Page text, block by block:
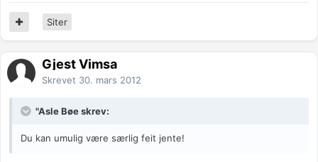
Siter
Gjest Vimsa
Skrevet 30. mars 2012
"Asle Bøe skrev:
Du kan umulig være særlig feit jente!